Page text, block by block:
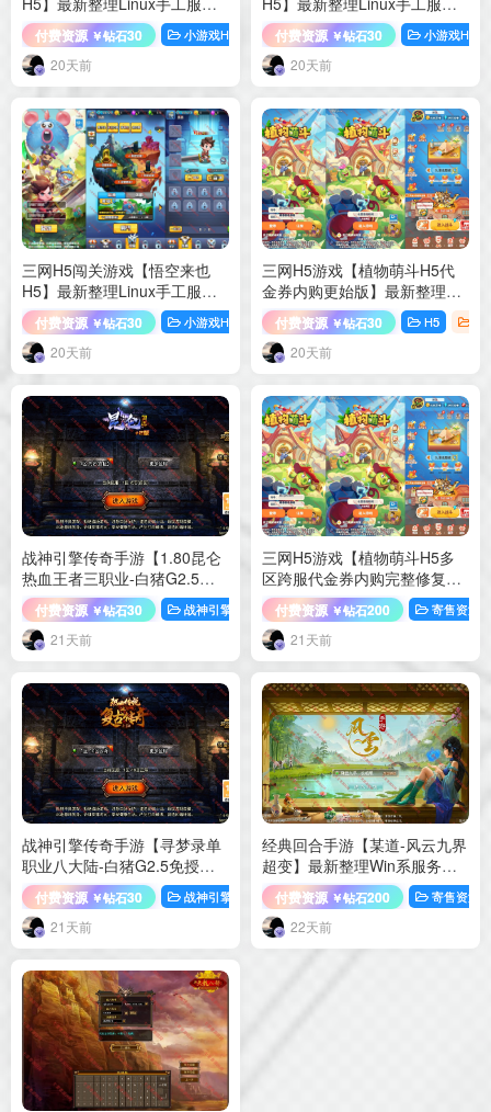
端+Win一键服务端+解压即玩
+详细搭建教程
付费资源 ￥钻石30 小游戏H5 手游源码
20天前
端+Win一键服务端+解压即玩
+详细搭建教程
付费资源 ￥钻石30 小游戏H5
20天前
三网H5闯关游戏【悟空来也
H5】最新整理Linux手工服务
端+Win一键服务端+源码+解压
即玩+详细搭建教程
付费资源 ￥钻石30 小游戏H5 手游源码
20天前
三网H5游戏【植物萌斗H5代
金券内购更始版】最新整理
Linux手工服务端+全套前后端
源码+管理后台+CDK授权后台
+安卓苹果双端+详细搭建教程
付费资源 ￥钻石30 H5
20天前
战神引擎传奇手游【1.80昆仑
热血王者三职业-白猪G2.5免
授权】最新整理Win一键服务
端+GM充值后台+安卓苹果双
端+详细搭建教程+视频教程
付费资源 ￥钻石30 战神引擎 手游源码
21天前
三网H5游戏【植物萌斗H5多
区跨服代金券内购完整修复
版】最新整理Linux手工服务端
+前后端源码+管理后台+CDK
授权后台+H5安卓双端+详细搭
建教程
付费资源 ￥钻石200 寄售资源
21天前
战神引擎传奇手游【寻梦录单
职业八大陆-白猪G2.5免授
权】最新整理Win一键服务端
+GM充值后台+安卓苹果双端
+详细搭建教程+视频教程
付费资源 ￥钻石30 战神引擎 手游源码
21天前
经典回合手游【某道-风云九界
超变】最新整理Win系服务端
+安卓客户端+多功能控制台
+详细搭建教程
付费资源 ￥钻石200 寄售资源
22天前